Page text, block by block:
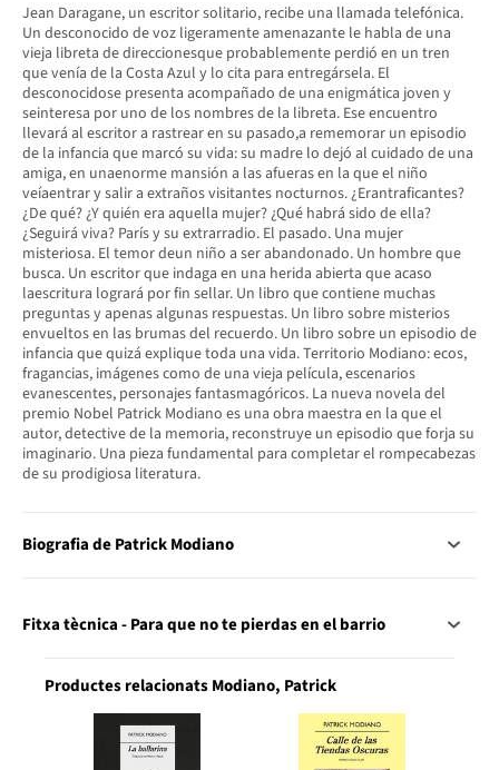
Jean Daragane, un escritor solitario, recibe una llamada telefónica.
Un desconocido de voz ligeramente amenazante le habla de una
vieja libreta de direccionesque probablemente perdió en un tren
que venía de la Costa Azul y lo cita para entregársela. El
desconocidose presenta acompañado de una enigmática joven y
seinteresa por uno de los nombres de la libreta. Ese encuentro
llevará al escritor a rastrear en su pasado,a rememorar un episodio
de la infancia que marcó su vida: su madre lo dejó al cuidado de una
amiga, en unaenorme mansión a las afueras en la que el niño
veíaentrar y salir a extraños visitantes nocturnos. ¿Erantraficantes?
¿De qué? ¿Y quién era aquella mujer? ¿Qué habrá sido de ella?
¿Seguirá viva? París y su extrarradio. El pasado. Una mujer
misteriosa. El temor deun niño a ser abandonado. Un hombre que
busca. Un escritor que indaga en una herida abierta que acaso
laescritura logrará por fin sellar. Un libro que contiene muchas
preguntas y apenas algunas respuestas. Un libro sobre misterios
envueltos en las brumas del recuerdo. Un libro sobre un episodio de
infancia que quizá explique toda una vida. Territorio Modiano: ecos,
fragancias, imágenes como de una vieja película, escenarios
evanescentes, personajes fantasmagóricos. La nueva novela del
premio Nobel Patrick Modiano es una obra maestra en la que el
autor, detective de la memoria, reconstruye un episodio que forja su
imaginario. Una pieza fundamental para completar el rompecabezas
de su prodigiosa literatura.
Biografia de Patrick Modiano
Fitxa tècnica - Para que no te pierdas en el barrio
Productes relacionats Modiano, Patrick